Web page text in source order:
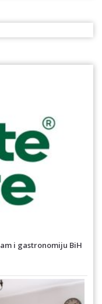
i gastronomiju BiH